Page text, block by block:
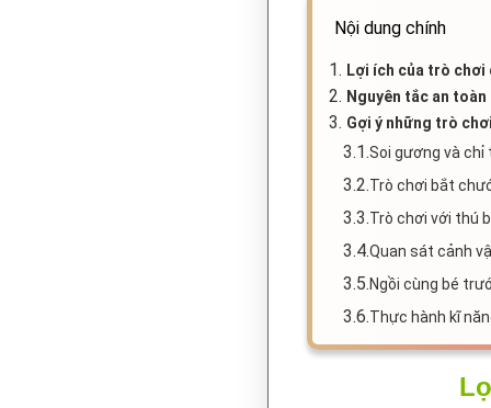
Nội dung chính
1. Lợi ích của trò chơi
2. Nguyên tắc an
3. Gợi ý những trò
3.1.Soi gương và chỉ
3.2.Trò chơi bắt
3.3.Trò chơi với thú
3.4.Quan sát cảnh
3.5.Ngồi cùng bé
3.6.Thực hành kĩ